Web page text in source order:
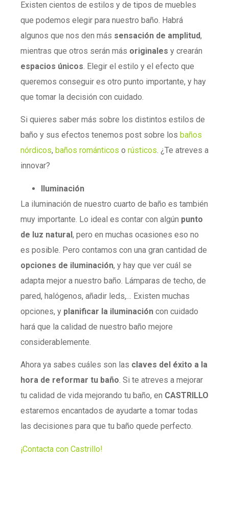
Existen cientos de estilos y de tipos de muebles
que podemos elegir para nuestro baño. Habrá
algunos que nos den más sensación de amplitud,
mientras que otros serán más originales y crearán
espacios únicos. Elegir el estilo y el efecto que
queremos conseguir es otro punto importante, y hay
que tomar la decisión con cuidado.
Si quieres saber más sobre los distintos estilos de
baño y sus efectos tenemos post sobre los baños
nórdicos, baños románticos o rústicos. ¿Te atreves a
innovar?
Iluminación
La iluminación de nuestro cuarto de baño es también
muy importante. Lo ideal es contar con algún punto
de luz natural, pero en muchas ocasiones eso no
es posible. Pero contamos con una gran cantidad de
opciones de iluminación, y hay que ver cuál se
adapta mejor a nuestro baño. Lámparas de techo, de
pared, halógenos, añadir leds,… Existen muchas
opciones, y planificar la iluminación con cuidado
hará que la calidad de nuestro baño mejore
considerablemente.
Ahora ya sabes cuáles son las claves del éxito a la
hora de reformar tu baño. Si te atreves a mejorar
tu calidad de vida mejorando tu baño, en CASTRILLO
estaremos encantados de ayudarte a tomar todas
las decisiones para que tu baño quede perfecto.
¡Contacta con Castrillo!